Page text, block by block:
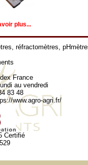
plus...
, réfractomètres,
France
au vendredi
83 48
www.agro-agri.fr/
Certifié